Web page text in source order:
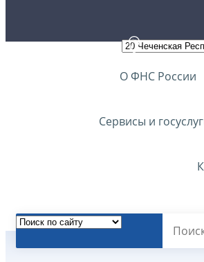
О ФНС России
Сервисы и